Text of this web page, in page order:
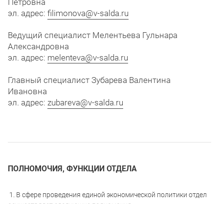
эл. адрес: filimonova@v-salda.ru
Ведущий специалист Мелентьева Гульнара
Александровна
эл. адрес: melenteva@v-salda.ru
Главный специалист Зубарева Валентина
Ивановна
эл. адрес: zubareva@v-salda.ru
ПОЛНОМОЧИЯ, ФУНКЦИИ ОТДЕЛА
1. В сфере проведения единой экономической политики отдел